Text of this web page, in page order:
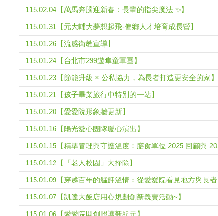
115.02.04【萬馬奔騰迎新春：長輩的指尖魔法 ✨】
115.01.31【元大輔大夢想起飛-偏鄉人才培育成長營】
115.01.26【流感衛教宣導】
115.01.24【台北市299遊隼童軍團】
115.01.23【節能升級 × 公私協力，為長者打造更安全的家】
115.01.21【孩子畢業旅行中特別的一站】
115.01.20【愛愛院形象牆更新】
115.01.16【陽光愛心團隊暖心演出】
115.01.15【精準管理與守護溫度：膳食單位 2025 回顧與
115.01.12【「老人校園」大掃除】
115.01.09【穿越百年的艋舺溫情：從愛愛院看見地方與長
115.01.07【凱達大飯店用心規劃創新義賣活動~】
115.01.06【愛愛院開創照護新紀元】